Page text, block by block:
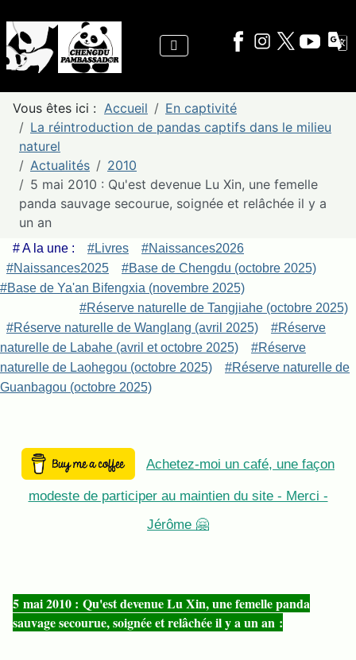
Vous êtes ici : Accueil
En captivité
La réintroduction de pandas captifs dans le milieu
naturel
Actualités
2010
5 mai 2010 : Qu'est devenue Lu Xin, une femelle
panda sauvage secourue, soignée et relâchée il y a
un an
# A la une : #Livres
#Naissances2026
#Naissances2025
#Base de Chengdu (octobre 2025)
#Base de Ya'an Bifengxia (novembre 2025)
#Réserve naturelle de Tangjiahe (octobre 2025)
#Réserve naturelle de Wanglang (avril 2025)
#Réserve
naturelle de Labahe (avril et octobre 2025)
#Réserve
naturelle de Laohegou (octobre 2025)
#Réserve naturelle de
Guanbagou (octobre 2025)
Achetez-moi un café, une façon
modeste de participer au maintien du site - Merci -
Jérôme 🤗
5 mai 2010 : Qu'est devenue Lu Xin, une femelle panda
sauvage secourue, soignée et relâchée il y a un an :